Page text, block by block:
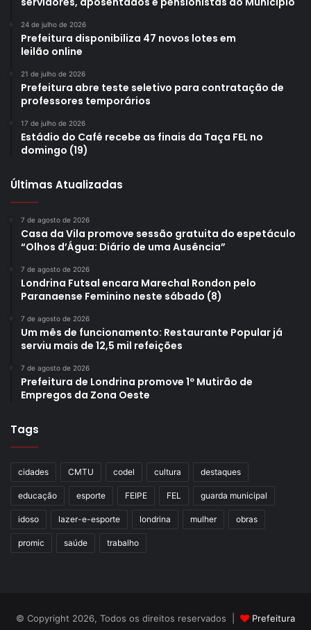
24 de julho de 2026
Prefeitura disponibiliza 47 novos lotes em
leilão online
21 de julho de 2026
Prefeitura abre teste seletivo para contratação de
professores temporários
17 de julho de 2026
Estádio do Café recebe as finais da Taça FEL no
domingo (19)
Últimas Atualizadas
7 de agosto de 2026
Casa da Vila promove sessão gratuita do espetáculo
“Olhos d’Água: Diário de uma Ausência”
7 de agosto de 2026
Londrina Futsal encara Marechal Rondon pelo
Paranaense Feminino neste sábado (8)
7 de agosto de 2026
Um mês de funcionamento: Restaurante Popular já
serviu mais de 12,5 mil refeições
7 de agosto de 2026
Prefeitura de Londrina promove 1º Mutirão de
Empregos da Zona Oeste
Tags
cidades CMTU codel cultura destaques
educação esporte FEIPE FEL guarda municipal
idoso lazer-e-esporte londrina mulher obras
promic saúde trabalho
© Copyright 2026, Todos os direitos reservados | Prefeitura